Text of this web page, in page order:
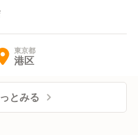
東京都
港区
とみる